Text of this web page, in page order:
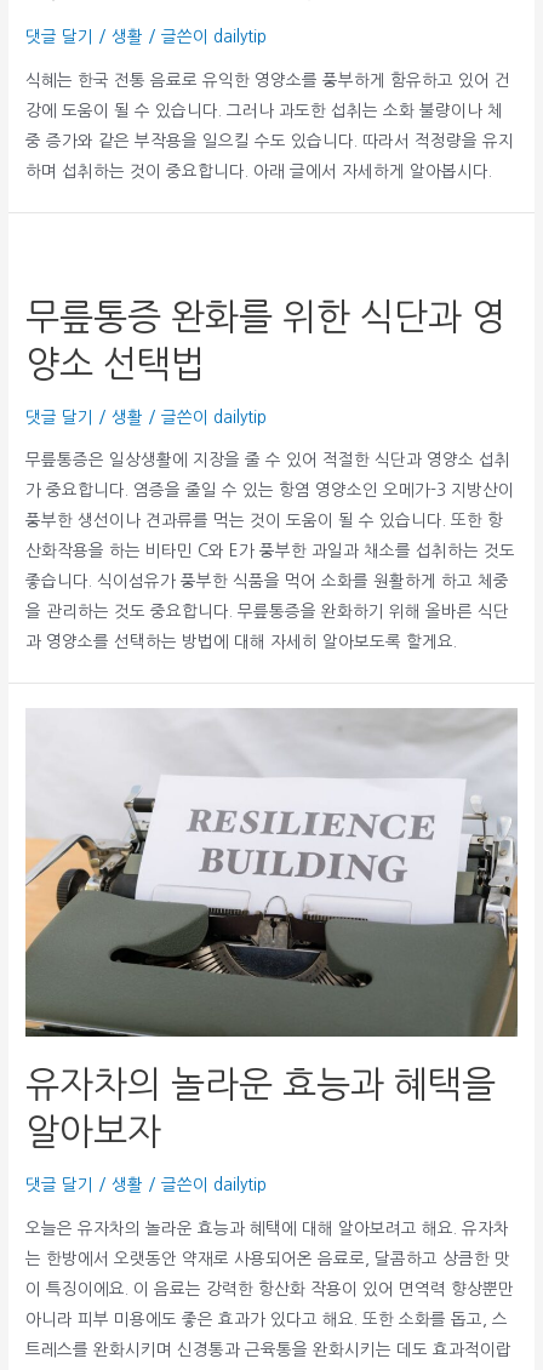
댓글 달기 /생활 / 글쓴이 dailytip
식혜는 한국 전통 음료로 유익한 영양소를 풍부하게 함유하고 있어 건
강에 도움이 될 수 있습니다. 그러나 과도한 섭취는 소화 불량이나 체
중 증가와 같은 부작용을 일으킬 수도 있습니다. 따라서 적정량을 유지
하며 섭취하는 것이 중요합니다. 아래 글에서 자세하게 알아봅시다.
무릎통증 완화를 위한 식단과 영
양소 선택법
댓글 달기 /생활 / 글쓴이 dailytip
무릎통증은 일상생활에 지장을 줄 수 있어 적절한 식단과 영양소 섭취
가 중요합니다. 염증을 줄일 수 있는 항염 영양소인 오메가-3 지방산이
풍부한 생선이나 견과류를 먹는 것이 도움이 될 수 있습니다. 또한 항
산화작용을 하는 비타민 C와 E가 풍부한 과일과 채소를 섭취하는 것도
좋습니다. 식이섬유가 풍부한 식품을 먹어 소화를 원활하게 하고 체중
을 관리하는 것도 중요합니다. 무릎통증을 완화하기 위해 올바른 식단
과 영양소를 선택하는 방법에 대해 자세히 알아보도록 할게요.
유자차의 놀라운 효능과 혜택을
알아보자
댓글 달기 /생활 / 글쓴이 dailytip
오늘은 유자차의 놀라운 효능과 혜택에 대해 알아보려고 해요. 유자차
는 한방에서 오랫동안 약재로 사용되어온 음료로, 달콤하고 상큼한 맛
이 특징이에요. 이 음료는 강력한 항산화 작용이 있어 면역력 향상뿐만
아니라 피부 미용에도 좋은 효과가 있다고 해요. 또한 소화를 돕고, 스
트레스를 완화시키며 신경통과 근육통을 완화시키는 데도 효과적이랍